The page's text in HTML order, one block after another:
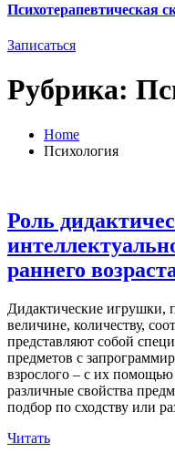
Психотерапевтическая
Записаться
Рубрика:
Home
Психология
Роль
раннего
Дидактические игрушки,
величине, количеству,
представляют собой
предметов с
взрослого – с их
различные свойства
подбор по сходству или
Читать